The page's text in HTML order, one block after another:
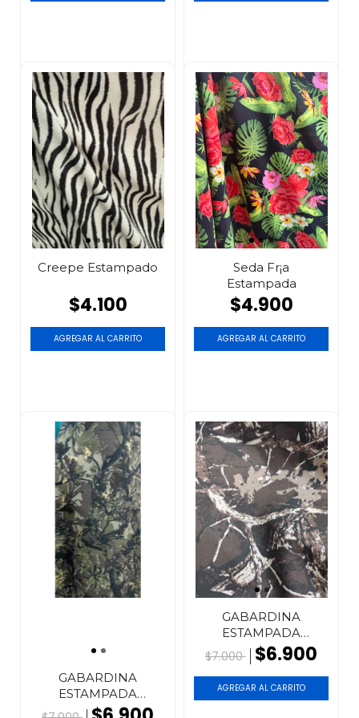
Creepe Estampado
$4.100
AGREGAR AL CARRITO
Seda Fr¡a
Estampada
$4.900
AGREGAR AL CARRITO
GABARDINA
ESTAMPADA
Camuflados
GABARDINA
ESTAMPADA
Camuflados
REALTREE...
$7.000 $6.900
AGREGAR AL CARRITO